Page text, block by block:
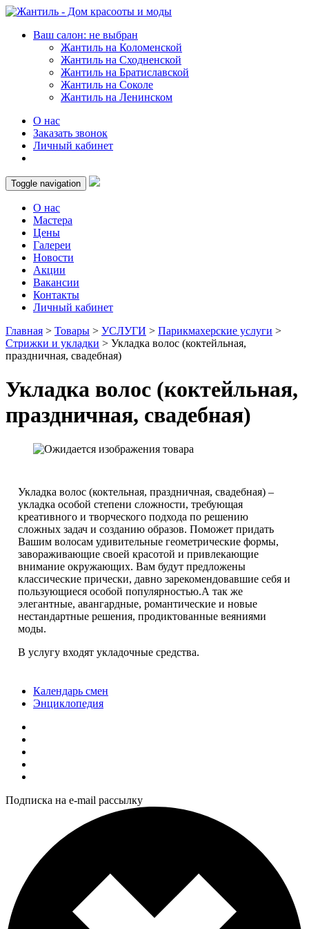
Ваш салон: не выбран
Жантиль на Коломенской
Жантиль на Сходненской
Жантиль на Братиславской
Жантиль на Соколе
Жантиль на Ленинском
О нас
Заказать звонок
Личный кабинет
Toggle navigation
О нас
Мастера
Цены
Галереи
Новости
Акции
Вакансии
Контакты
Личный кабинет
Главная > Товары > УСЛУГИ > Парикмахерские услуги >
Стрижки и укладки > Укладка волос (коктейльная,
праздничная, свадебная)
Укладка волос (коктейльная,
праздничная, свадебная)
Укладка волос (коктельная, праздничная, свадебная) –
укладка особой степени сложности, требующая
креативного и творческого подхода по решению
сложных задач и созданию образов. Поможет придать
Вашим волосам удивительные геометрические формы,
завораживающие своей красотой и привлекающие
внимание окружающих. Вам будут предложены
классические прически, давно зарекомендовавшие себя и
пользующиеся особой популярностью.А так же
элегантные, авангардные, романтические и новые
нестандартные решения, продиктованные веяниями
моды.
В услугу входят укладочные средства.
Календарь смен
Энциклопедия
Подписка на e-mail рассылку